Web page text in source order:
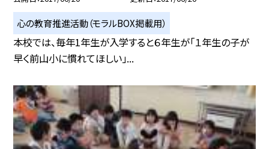
心の教育推進活動（モラルBOX掲載用）
本校では、毎年1年生が入学すると６年生が「１年生の子が
早く前山小に慣れてほしい」...